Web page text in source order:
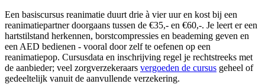
Een basiscursus reanimatie duurt drie à vier uur en kost bij een
reanimatiepartner doorgaans tussen de €35,- en €60,-. Je leert er een
hartstilstand herkennen, borstcompressies en beademing geven en
een AED bedienen - vooral door zelf te oefenen op een
reanimatiepop. Cursusdata en inschrijving regel je rechtstreeks met
de aanbieder; veel zorgverzekeraars vergoeden de cursus geheel of
gedeeltelijk vanuit de aanvullende verzekering.